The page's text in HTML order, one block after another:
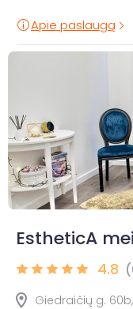
Apie paslaugą
EstheticA
4.8
Giedraičių g.